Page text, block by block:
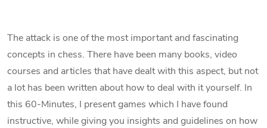
The attack is one of the most important and fascinating
concepts in chess. There have been many books, video
courses and articles that have dealt with this aspect, but not
a lot has been written about how to deal with it yourself. In
this 60-Minutes, I present games which I have found
instructive, while giving you insights and guidelines on how